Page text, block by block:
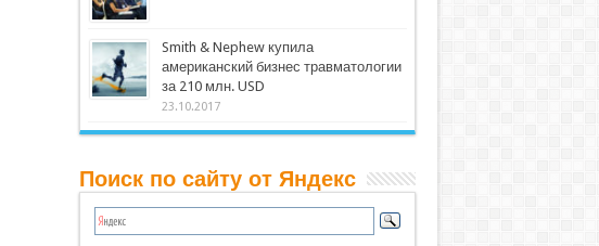
Smith & Nephew купила
американский бизнес травматологии
за 210 млн. USD
23.10.2017
Поиск по сайту от Яндекс